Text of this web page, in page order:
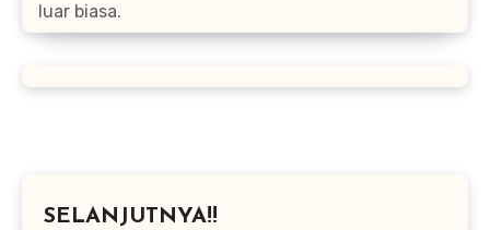
luar biasa.
SELANJUTNYA!!